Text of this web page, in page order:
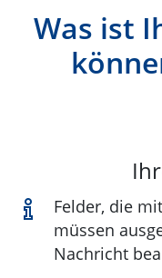
Was ist
Felder, die
müssen
Nachricht